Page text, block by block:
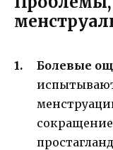
Болевые